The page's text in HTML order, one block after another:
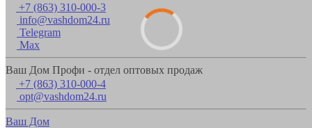
+7 (863) 310-000-3
info@vashdom24.ru
Telegram
Max
Ваш Дом Профи - отдел оптовых продаж
+7 (863) 310-000-4
opt@vashdom24.ru
Ваш Дом